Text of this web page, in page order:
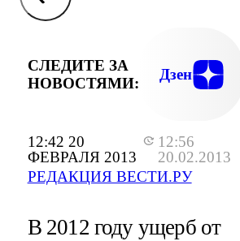
12:42 20
ФЕВРАЛЯ 2013
12:56
20.02.2013
РЕДАКЦИЯ ВЕСТИ.РУ
СЛЕДИТЕ ЗА
НОВОСТЯМИ:
Дзен
В 2012 году ущерб от